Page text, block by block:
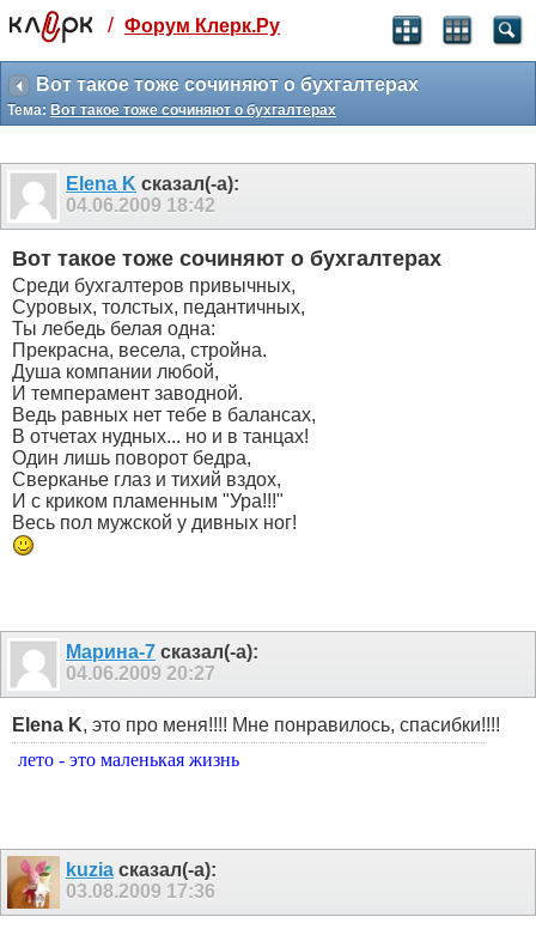
Святые угодники, Клерк без рекламы
прекрасен:)
месяц
3 месяца
259
₽
-10%
499 ₽
-15%
Отмена Оплатить
/ Форум Клерк.Ру
Вот такое тоже сочиняют о бухгалтерах
Тема: Вот такое тоже сочиняют о бухгалтерах
Elena K сказал(-а):
04.06.2009 18:42
Вот такое тоже сочиняют о бухгалтерах
Среди бухгалтеров привычных,
Суровых, толстых, педантичных,
Ты лебедь белая одна:
Прекрасна, весела, стройна.
Душа компании любой,
И темперамент заводной.
Ведь равных нет тебе в балансах,
В отчетах нудных... но и в танцах!
Один лишь поворот бедра,
Сверканье глаз и тихий вздох,
И с криком пламенным "Ура!!!"
Весь пол мужской у дивных ног!
Марина-7 сказал(-а):
04.06.2009 20:27
Elena K, это про меня!!!! Мне понравилось, спасибки!!!!
лето - это маленькая жизнь
kuzia сказал(-а):
03.08.2009 17:36